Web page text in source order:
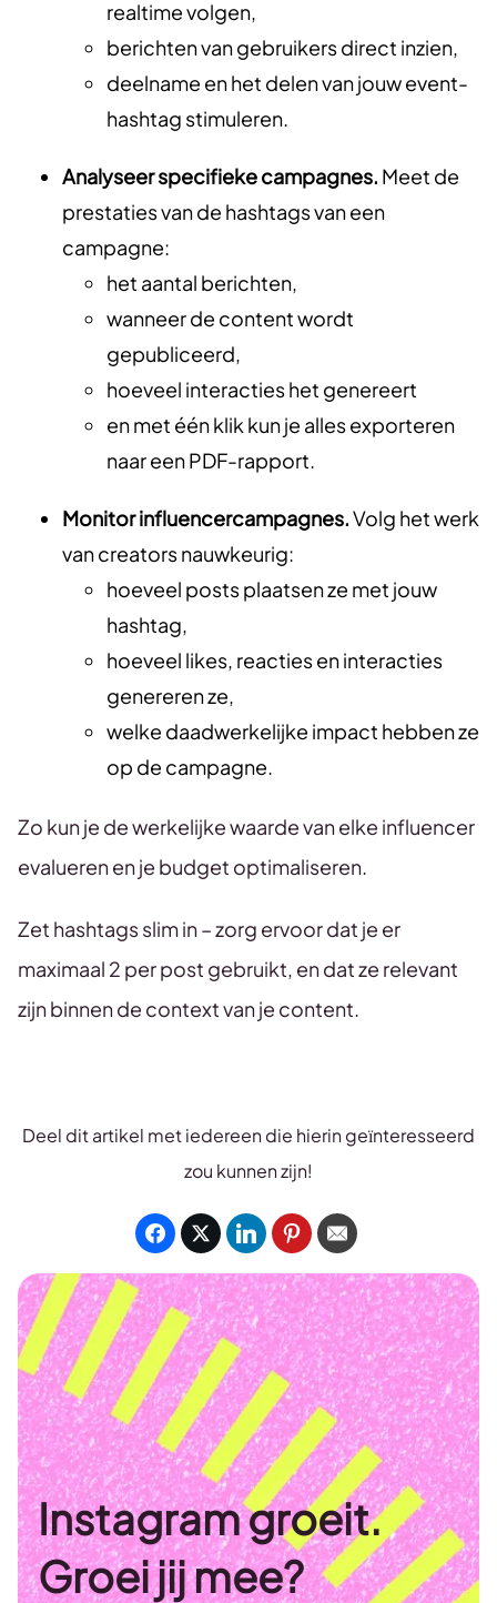
realtime volgen,
berichten van gebruikers direct inzien,
deelname en het delen van jouw event-
hashtag stimuleren.
Analyseer specifieke campagnes. Meet de
prestaties van de hashtags van een
campagne:
het aantal berichten,
wanneer de content wordt
gepubliceerd,
hoeveel interacties het genereert
en met één klik kun je alles exporteren
naar een PDF-rapport.
Monitor influencercampagnes.Volg het werk
van creators nauwkeurig:
hoeveel posts plaatsen ze met jouw
hashtag,
hoeveel likes, reacties en interacties
genereren ze,
welke daadwerkelijke impact hebben ze
op de campagne.
Zo kun je de werkelijke waarde van elke influencer
evalueren en je budget optimaliseren.
Zet hashtags slim in – zorg ervoor dat je er
maximaal 2 per post gebruikt, en dat ze relevant
zijn binnen de context van je content.
Deel dit artikel met iedereen die hierin geïnteresseerd
zou kunnen zijn!
Instagram groeit.
Groei jij mee?